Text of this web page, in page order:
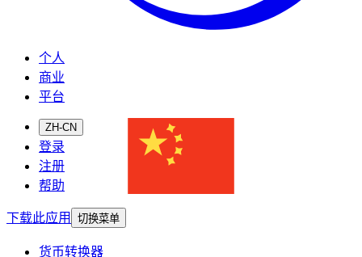
个人
商业
平台
ZH-CN
登录
注册
帮助
下载此应用
切换菜单
货币转换器